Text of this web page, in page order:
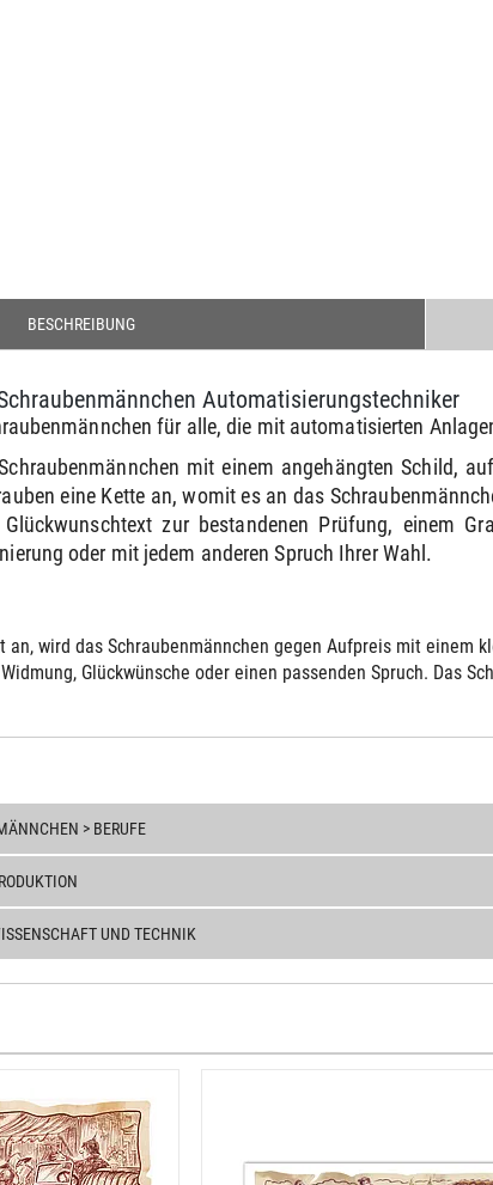
BESCHREIBUNG
Automatisierungstechniker
für alle, die mit automatisierten
mit einem angehängten Schild,
eine Kette an, womit es an das
Glückwunschtext zur bestandenen Prüfung, einem
oder mit jedem anderen Spruch Ihrer Wahl.
an, wird das Schraubenmännchen gegen Aufpreis mit
Glückwünsche oder einen passenden Spruch. Das
> BERUFE
UND TECHNIK